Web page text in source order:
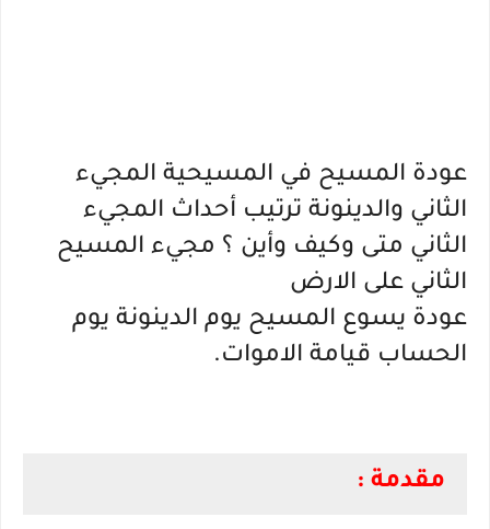
عودة المسيح في المسيحية المجيء
الثاني والدينونة ترتيب أحداث المجيء
الثاني متى وكيف وأين ؟ مجيء المسيح
الثاني على الارض
عودة يسوع المسيح يوم الدينونة يوم
الحساب قيامة الاموات.
مقدمة :